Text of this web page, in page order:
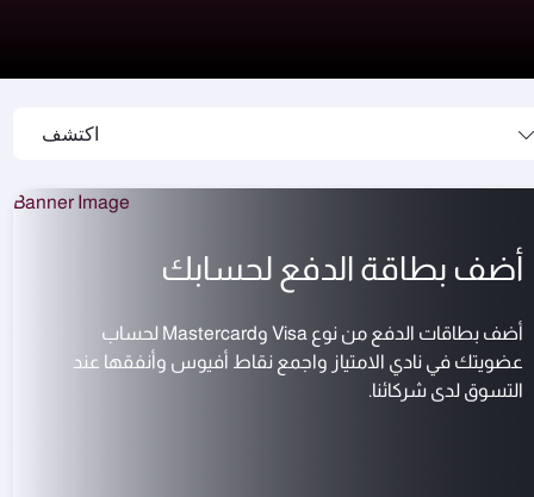
اكتشف
أضف بطاقة الدفع لحسابك
أضف بطاقات الدفع من نوع Visa وMastercard لحساب
عضويتك في نادي الامتياز واجمع نقاط أفيوس وأنفقها عند
التسوق لدى شركائنا.